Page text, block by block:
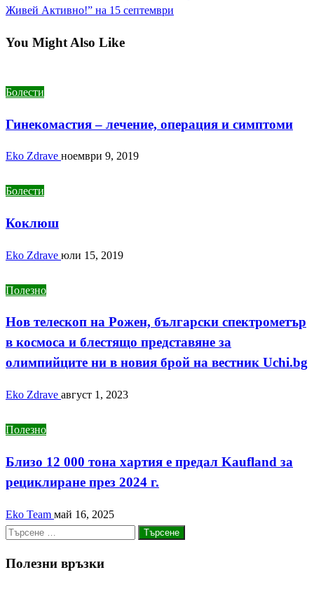
Post
Живей Активно!” на 15 септември
You Might Also Like
Болести
Гинекомастия – лечение, операция и симптоми
Eko Zdrave ноември 9, 2019
Болести
Коклюш
Eko Zdrave юли 15, 2019
Полезно
Нов телескоп на Рожен, български спектрометър
в космоса и блестящо представяне за
олимпийците ни в новия брой на вестник Uchi.bg
Eko Zdrave август 1, 2023
Полезно
Близо 12 000 тона хартия е предал Kaufland за
рециклиране през 2024 г.
Eko Team май 16, 2025
Търсене
Полезни връзки